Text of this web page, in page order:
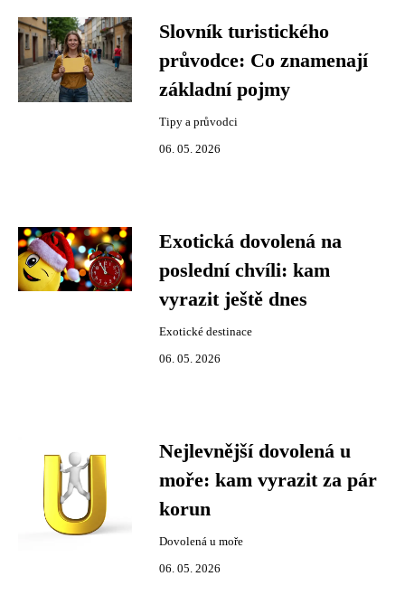
Slovník turistického
průvodce: Co znamenají
základní pojmy
Tipy a průvodci
06. 05. 2026
Exotická dovolená na
poslední chvíli: kam
vyrazit ještě dnes
Exotické destinace
06. 05. 2026
Nejlevnější dovolená u
moře: kam vyrazit za pár
korun
Dovolená u moře
06. 05. 2026